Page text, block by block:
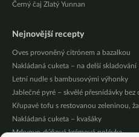
Černý čaj Zlatý Yunnan
Nejnovější recepty
Oves provoněný citrónem a bazalkou
Nakládaná cuketa – na delší skladování
Letní nudle s bambusovými výhonky
Jablečné pyré – skvělé přesnídávky bez
Křupavé tofu s restovanou zeleninou,
Nakládaná cuketa – kvašáky
Mrkvovo-dýňová krémová polévka